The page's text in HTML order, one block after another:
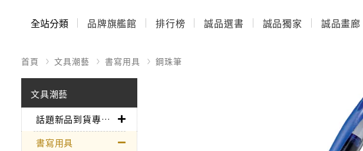
全站分類 品牌旗艦館 排行榜 誠品選書 誠品獨家 誠品畫廊
首頁 文具潮藝 書寫用具 鋼珠筆
文具潮藝
話題新品到貨專區➤
書寫用具